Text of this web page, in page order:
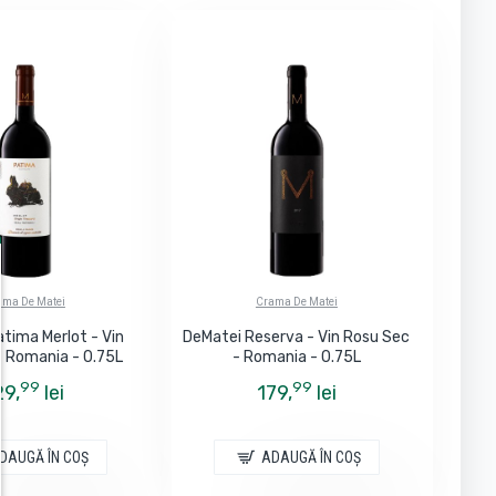
De Matei
Merlot - Vin
Romania - 0.75L
99 lei
ÎN COŞ
Crama De Matei
DeMatei Reserva - Vin Rosu Sec
- Romania - 0.75L
179,99 lei
ADAUGĂ ÎN COŞ